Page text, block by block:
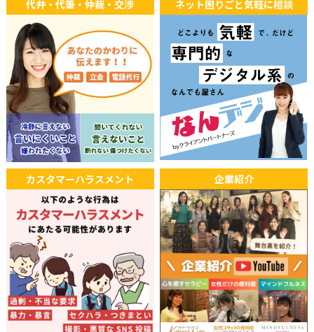
代弁・代筆・仲裁・交渉 ネット困りごと気軽に相談
カスタマーハラスメント 企業紹介